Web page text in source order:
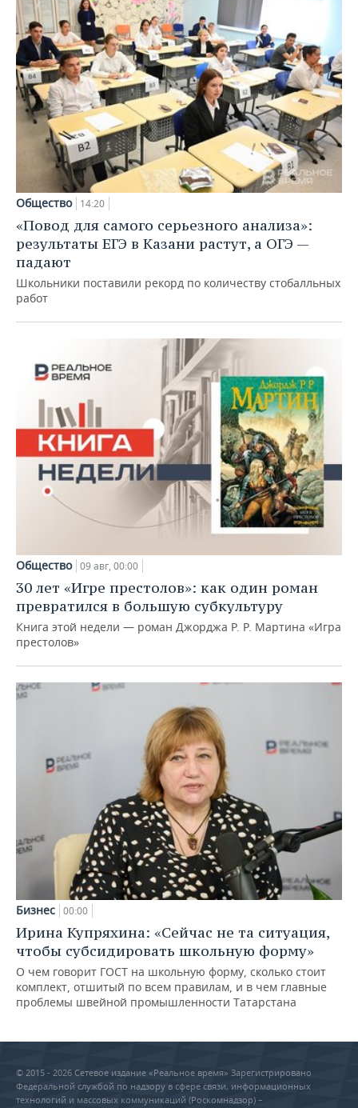
Общество 14:20
«Повод для самого серьезного анализа»:
результаты ЕГЭ в Казани растут, а ОГЭ —
падают
Школьники поставили рекорд по количеству стобалльных
работ
Общество 09 авг, 00:00
30 лет «Игре престолов»: как один роман
превратился в большую субкультуру
Книга этой недели — роман Джорджа Р. Р. Мартина «Игра
престолов»
Бизнес 00:00
Ирина Купряхина: «Сейчас не та ситуация,
чтобы субсидировать школьную форму»
О чем говорит ГОСТ на школьную форму, сколько стоит
комплект, отшитый по всем правилам, и в чем главные
проблемы швейной промышленности Татарстана
© 2015 - 2026 Сетевое издание «Реальное время» Зарегистрировано
Федеральной службой по надзору в сфере связи, информационных
технологий и массовых коммуникаций (Роскомнадзор) –